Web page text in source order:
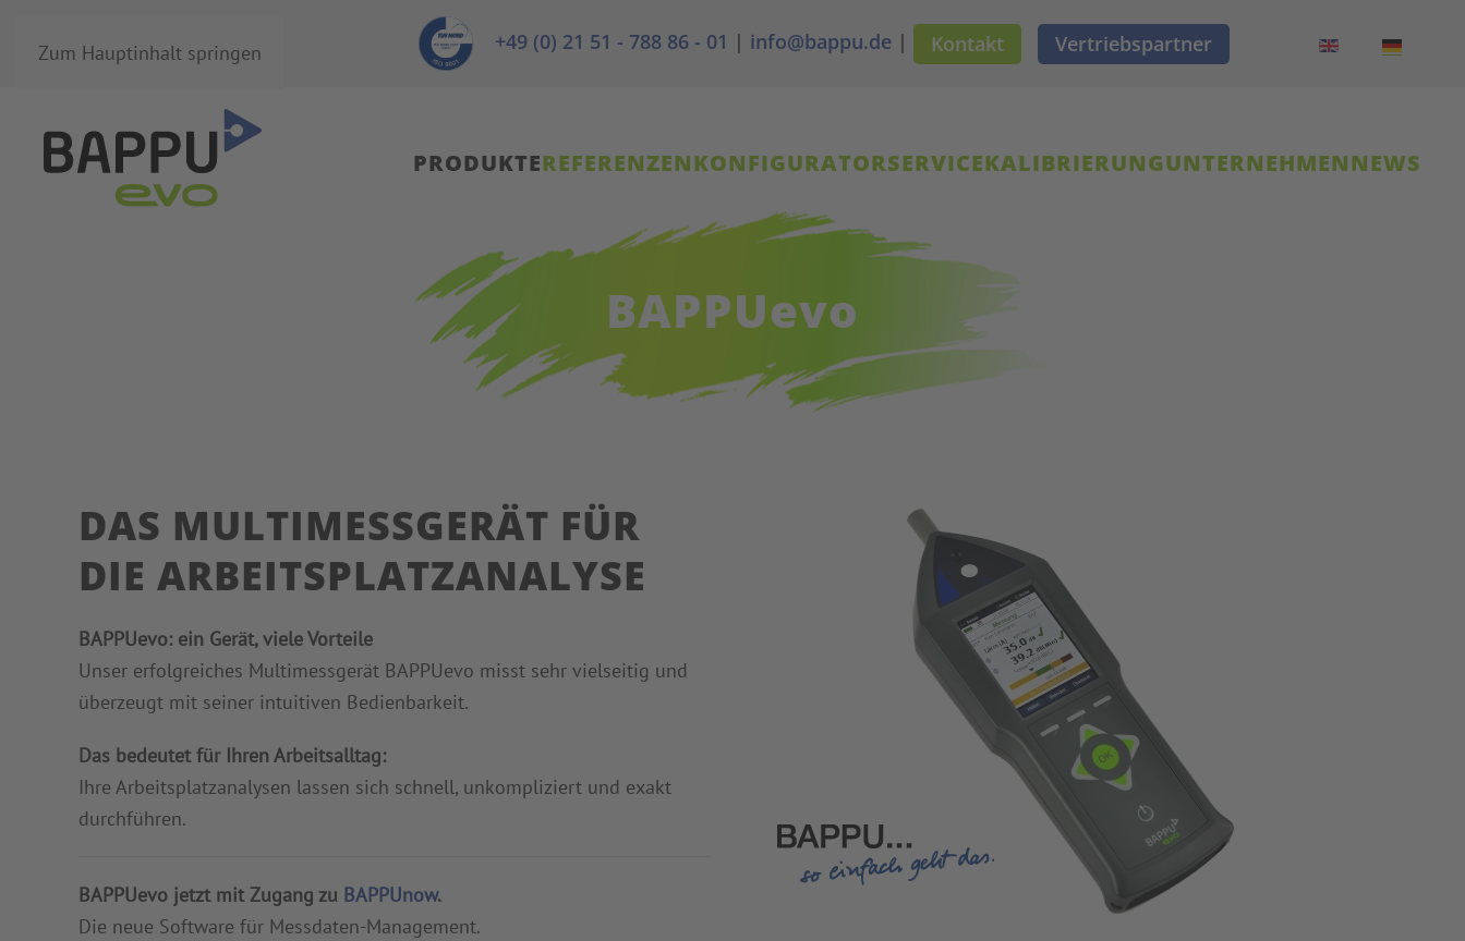
Zum Hauptinhalt springen +49 (0) 21 51 - 788 86 - 01 | info@bappu.de | Kontakt Vertriebspartner
PRODUKTEREFERENZENKONFIGURATORSERVICEKALIBRIERUNGUNTERNEHMENNEWS
BAPPUevo
DAS MULTIMESSGERÄT FÜR
DIE ARBEITSPLATZANALYSE
BAPPUevo: ein Gerät, viele Vorteile
Unser erfolgreiches Multimessgerät BAPPUevo misst sehr vielseitig und
überzeugt mit seiner intuitiven Bedienbarkeit.
Das bedeutet für Ihren Arbeitsalltag:
Ihre Arbeitsplatzanalysen lassen sich schnell, unkompliziert und exakt
durchführen.
BAPPUevo jetzt mit Zugang zu BAPPUnow.
Die neue Software für Messdaten-Management.